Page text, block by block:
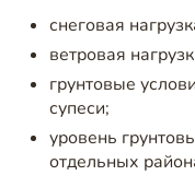
снеговая
ветровая
грунтовые
супеси;
уровень
отдельных